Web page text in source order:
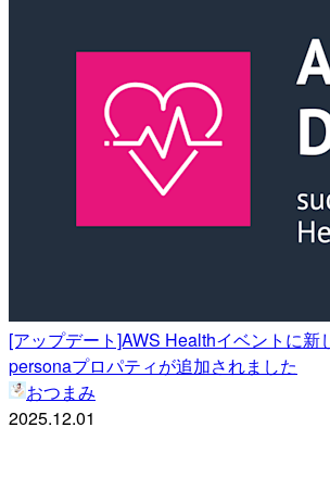
[アップデート]AWS Healthイベントに新
personaプロパティが追加されました
おつまみ
2025.12.01